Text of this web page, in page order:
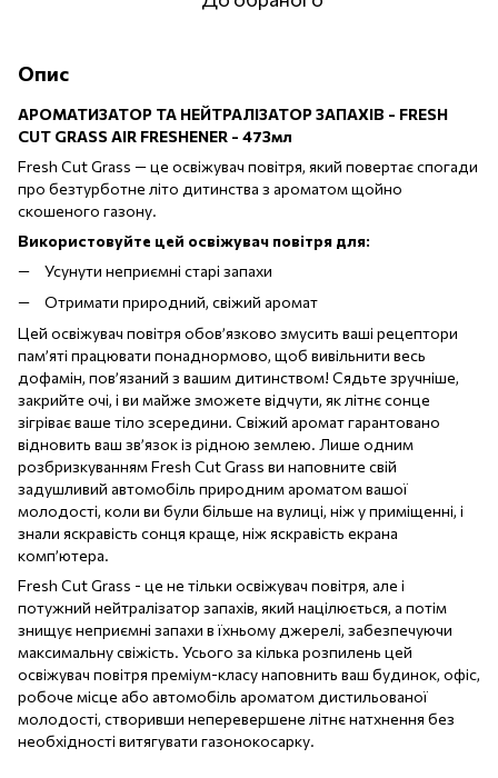
Опис
АРОМАТИЗАТОР ТА НЕЙТРАЛІЗАТОР ЗАПАХІВ - FRESH
CUT GRASS AIR FRESHENER - 473мл
Fresh Cut Grass — це освіжувач повітря, який повертає спогади
про безтурботне літо дитинства з ароматом щойно
скошеного газону.
Використовуйте цей освіжувач повітря для:
Усунути неприємні старі запахи
Отримати природний, свіжий аромат
​Цей освіжувач повітря обов’язково змусить ваші рецептори
пам’яті працювати понаднормово, щоб вивільнити весь
дофамін, пов’язаний з вашим дитинством! Сядьте зручніше,
закрийте очі, і ви майже зможете відчути, як літнє сонце
зігріває ваше тіло зсередини. Свіжий аромат гарантовано
відновить ваш зв’язок із рідною землею. Лише одним
розбризкуванням Fresh Cut Grass ви наповните свій
задушливий автомобіль природним ароматом вашої
молодості, коли ви були більше на вулиці, ніж у приміщенні, і
знали яскравість сонця краще, ніж яскравість екрана
комп’ютера.
Fresh Cut Grass - це не тільки освіжувач повітря, але і
потужний нейтралізатор запахів, який націлюється, а потім
знищує неприємні запахи в їхньому джерелі, забезпечуючи
максимальну свіжість. Усього за кілька розпилень цей
освіжувач повітря преміум-класу наповнить ваш будинок, офіс,
робоче місце або автомобіль ароматом дистильованої
молодості, створивши неперевершене літнє натхнення без
необхідності витягувати газонокосарку.